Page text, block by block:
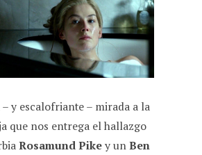
– y escalofriante – mirada a la
que nos entrega el hallazgo
Rosamund Pikey unBen